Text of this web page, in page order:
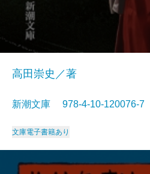
高田崇史／著
新潮文庫 978-4-10-
文庫電子書籍あり